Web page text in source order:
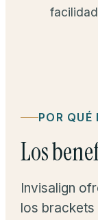
POR QUÉ
Los
Invisalign
los brackets